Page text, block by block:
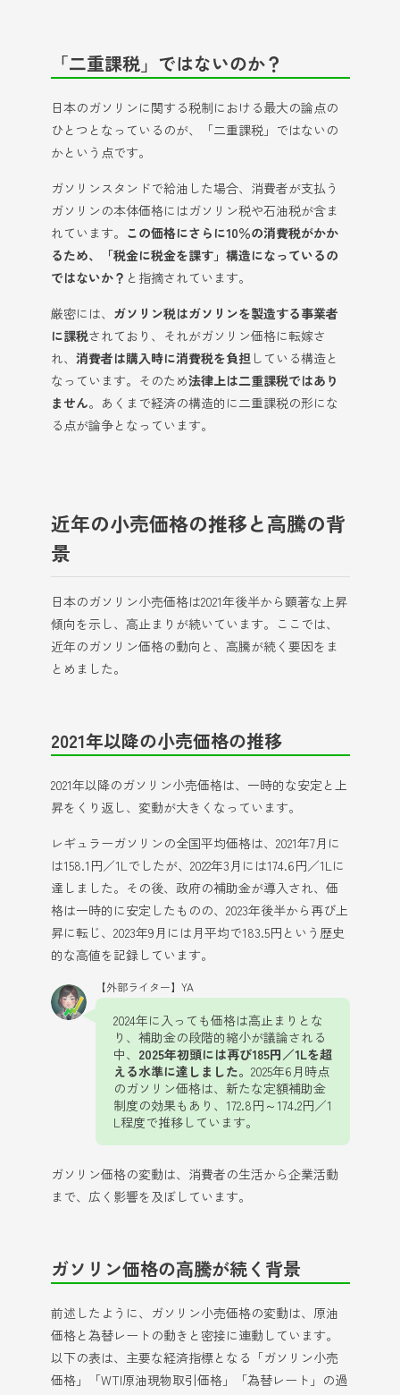
「二重課税」ではないのか？
日本のガソリンに関する税制における最大の論点の
ひとつとなっているのが、「二重課税」ではないの
かという点です。
ガソリンスタンドで給油した場合、消費者が支払う
ガソリンの本体価格にはガソリン税や石油税が含ま
れています。 この価格にさらに10％の消費税がかか
るため、「税金に税金を課す」構造になっているの
ではないか？ と指摘されています。
厳密には、 ガソリン税はガソリンを製造する事業者
に課税されており、それがガソリン価格に転嫁さ
れ、 消費者は購入時に消費税を負担している構造と
なっています。そのため法律上は二重課税ではあり
ません。あくまで経済の構造的に二重課税の形にな
る点が論争となっています。
近年の小売価格の推移と高騰の背
景
日本のガソリン小売価格は2021年後半から顕著な上昇
傾向を示し、高止まりが続いています。ここでは、
近年のガソリン価格の動向と、高騰が続く要因をま
とめました。
2021年以降の小売価格の推移
2021年以降のガソリン小売価格は、一時的な安定と上
昇をくり返し、変動が大きくなっています。
レギュラーガソリンの全国平均価格は、2021年7月に
は158.1円／1Lでしたが、2022年3月には174.6円／1Lに
達しました。その後、政府の補助金が導入され、価
格は一時的に安定したものの、2023年後半から再び上
昇に転じ、2023年9月には月平均で183.5円という歴史
的な高値を記録しています。
【外部ライター】YA
2024年に入っても価格は高止まりとな
り、補助金の段階的縮小が議論される
中、 2025年初頭には再び185円／1Lを超
える水準に達しました。 2025年6月時点
のガソリン価格は、新たな定額補助金
制度の効果もあり、172.8円～174.2円／1
L程度で推移しています。
ガソリン価格の変動は、消費者の生活から企業活動
まで、広く影響を及ぼしています。
ガソリン価格の高騰が続く背景
前述したように、ガソリン小売価格の変動は、原油
価格と為替レートの動きと密接に連動しています。
以下の表は、主要な経済指標となる「ガソリン小売
価格」「WTI原油現物取引価格」「為替レート」の過